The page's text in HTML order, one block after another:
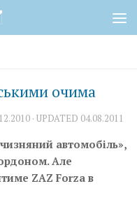
очима
· UPDATED 04.08.2011
автомобіль»,
Але
ZAZ Forza в